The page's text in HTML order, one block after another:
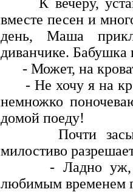
вместе песен и
день, Маша
диванчике. Бабушка
- Может, на
- Не хочу я на
немножко
домой поеду!
Почти
милостиво
- Ладно уж,
любимым временем